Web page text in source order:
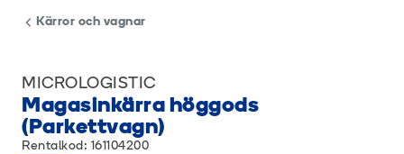
Kärror och vagnar
MICROLOGISTIC
Magasinkärra höggods
(Parkettvagn)
Rentalkod: 161104200